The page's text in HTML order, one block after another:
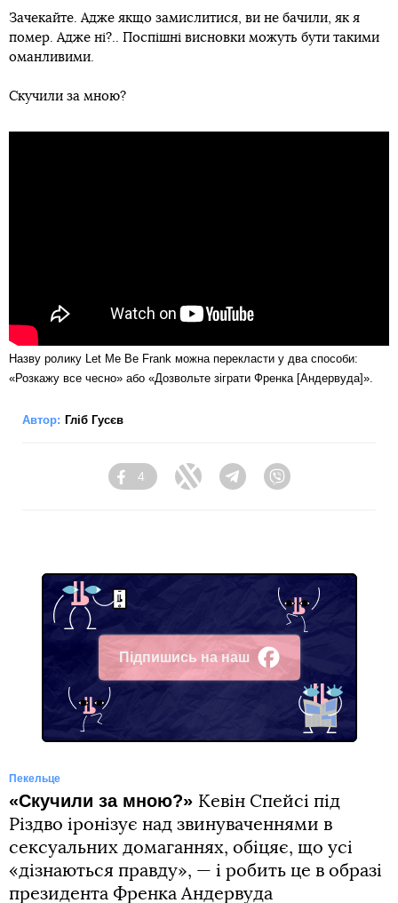
Зачекайте. Адже якщо замислитися, ви не бачили, як я
помер. Адже ні?.. Поспішні висновки можуть бути такими
оманливими.
Скучили за мною?
Назву ролику Let Me Be Frank можна перекласти у два способи:
«Розкажу все чесно» або «Дозвольте зіграти Френка [Андервуда]».
Автор: Гліб Гусєв
Facebook
4
Twitter Telegram
Підпишись на наш
Facebook
Пекельце
«Cкучили за мною?» Кевін Спейсі під
Різдво іронізує над звинуваченнями в
сексуальних домаганнях, обіцяє, що усі
«дізнаються правду», — і робить це в образі
президента Френка Андервуда